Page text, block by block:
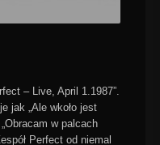
– Live, April 1.1987”.
jak „Ale wkoło jest
w palcach
Perfect od niemal